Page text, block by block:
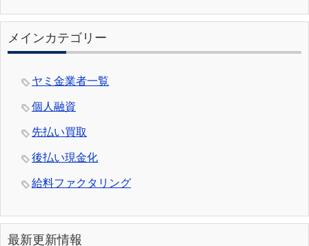
メインカテゴリー
ヤミ金業者一覧
個人融資
先払い買取
後払い現金化
給料ファクタリング
最新更新情報